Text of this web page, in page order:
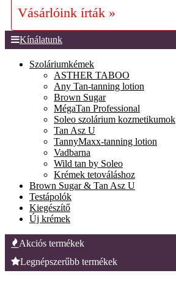
Vásárlóink írták »
Kínálatunk
Szoláriumkémek
ASTHER TABOO
Any Tan-tanning lotion
Brown Sugar
MégaTan Professional
Soleo szolárium kozmetikumok
Tan Asz U
TannyMaxx-tanning lotion
Vadbarna
Wild tan by Soleo
Krémek tetováláshoz
Brown Sugar & Tan Asz U
Testápolók
Kiegészítő
Új krémek
Akciós termékek
Legnépszerűbb termékek